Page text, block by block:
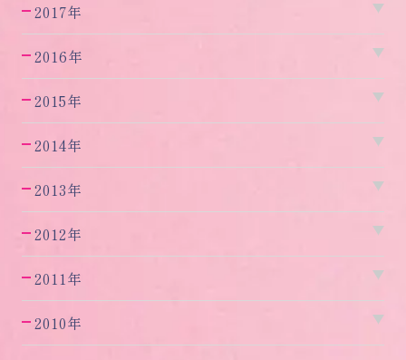
2017年
2016年
2015年
2014年
2013年
2012年
2011年
2010年